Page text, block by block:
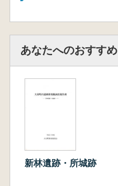
あなたへのおすすめ
新林遺跡・所城跡